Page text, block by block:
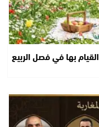
بها في فصل الربيع